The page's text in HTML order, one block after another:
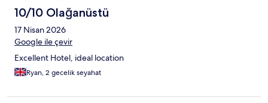
10/10 Olağanüstü
17 Nisan 2026
Google ile çevir
Excellent Hotel, ideal location
Ryan, 2 gecelik seyahat